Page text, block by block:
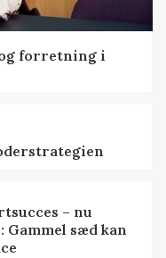
forretning i
– nu
sæd kan